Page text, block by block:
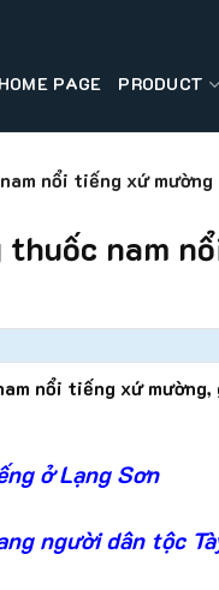
HOME PAGE PRODUCT
nổi tiếng xứ mường
thuốc nam
nổi tiếng xứ mường,
ở Lạng Sơn
người dân tộc